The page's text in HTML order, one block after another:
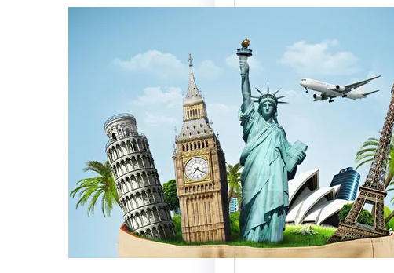
تقدم شركات السياحة بمصر
خدمات متميزة للسائحين
الوافدين
شركات السياحة بمصر تقدم
خدمات متميزة للسائحين
الوافدين، حيث تعتبر…